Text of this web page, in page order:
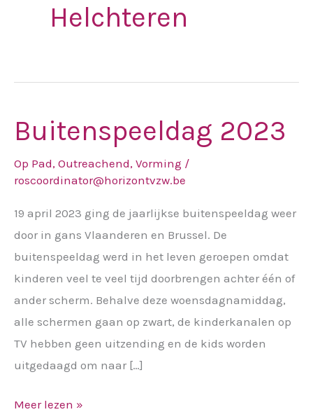
Helchteren
Buitenspeeldag 2023
Op Pad, Outreachend, Vorming /
roscoordinator@horizontvzw.be
19 april 2023 ging de jaarlijkse buitenspeeldag weer
door in gans Vlaanderen en Brussel. De
buitenspeeldag werd in het leven geroepen omdat
kinderen veel te veel tijd doorbrengen achter één of
ander scherm. Behalve deze woensdagnamiddag,
alle schermen gaan op zwart, de kinderkanalen op
TV hebben geen uitzending en de kids worden
uitgedaagd om naar […]
Buitenspeeldag
2023
Meer lezen »